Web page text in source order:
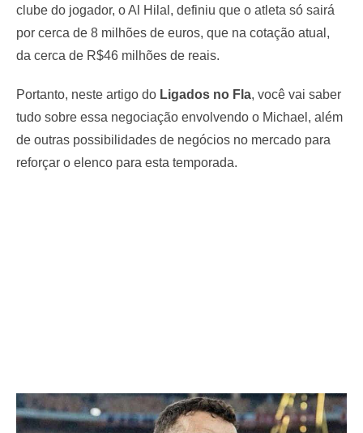
clube do jogador, o Al Hilal, definiu que o atleta só sairá
por cerca de 8 milhões de euros, que na cotação atual,
da cerca de R$46 milhões de reais.
Portanto, neste artigo do Ligados no Fla, você vai saber
tudo sobre essa negociação envolvendo o Michael, além
de outras possibilidades de negócios no mercado para
reforçar o elenco para esta temporada.